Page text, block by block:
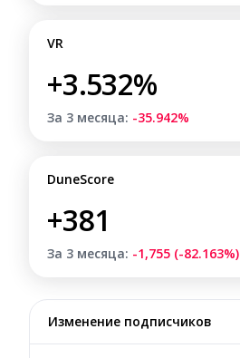
VR
+3.532%
За 3 месяца: -35.942%
DuneScore
+381
За 3 месяца: -1,755 (-82.163%)
Изменение подписчиков